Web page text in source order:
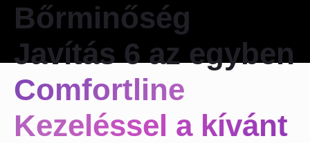
Bőrminőség
Javítás 6 az egyben
Comfortline
Kezeléssel a kívánt